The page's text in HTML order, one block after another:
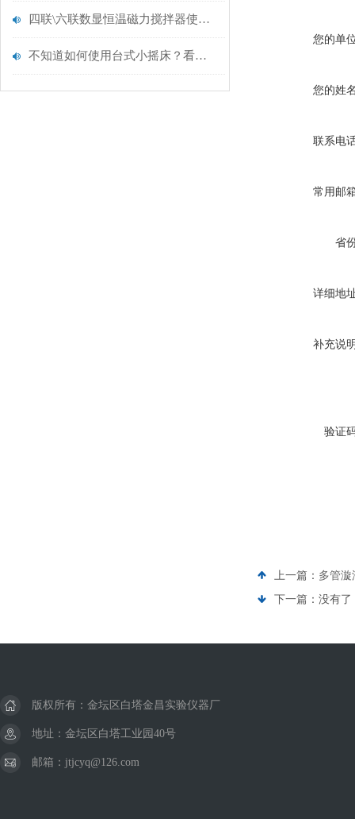
四联\六联数显恒温磁力搅拌器使用及维务
不知道如何使用台式小摇床？看这里
您的单
您的姓
联系电
常用邮
省
详细地
补充说
验证
上一篇： 多管漩
下一篇：没有了
版权所有：金坛区白塔金昌实验仪器厂
地址：金坛区白塔工业园40号
邮箱：jtjcyq@126.com